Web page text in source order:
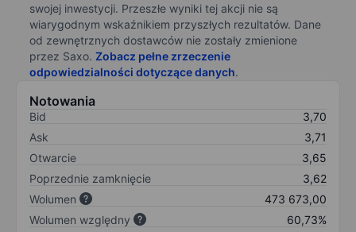
swojej inwestycji. Przeszłe wyniki tej akcji nie są
wiarygodnym wskaźnikiem przyszłych rezultatów. Dane
od zewnętrznych dostawców nie zostały zmienione
przez Saxo. Zobacz pełne zrzeczenie
odpowiedzialności dotyczące danych.
Notowania
Bid
3,70
Ask
3,71
Otwarcie
3,65
Poprzednie zamknięcie
3,62
Wolumen
473 673,00
Wolumen względny
60,73%